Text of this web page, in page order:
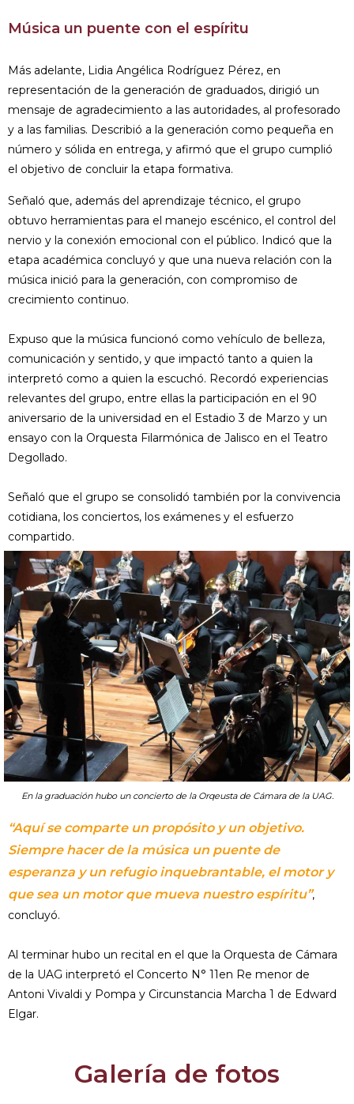
Música un puente con el espíritu
Más adelante, Lidia Angélica Rodríguez Pérez, en
representación de la generación de graduados, dirigió un
mensaje de agradecimiento a las autoridades, al profesorado
y a las familias. Describió a la generación como pequeña en
número y sólida en entrega, y afirmó que el grupo cumplió
el objetivo de concluir la etapa formativa.
Señaló que, además del aprendizaje técnico, el grupo
obtuvo herramientas para el manejo escénico, el control del
nervio y la conexión emocional con el público. Indicó que la
etapa académica concluyó y que una nueva relación con la
música inició para la generación, con compromiso de
crecimiento continuo.
Expuso que la música funcionó como vehículo de belleza,
comunicación y sentido, y que impactó tanto a quien la
interpretó como a quien la escuchó. Recordó experiencias
relevantes del grupo, entre ellas la participación en el 90
aniversario de la universidad en el Estadio 3 de Marzo y un
ensayo con la Orquesta Filarmónica de Jalisco en el Teatro
Degollado.
Señaló que el grupo se consolidó también por la convivencia
cotidiana, los conciertos, los exámenes y el esfuerzo
compartido.
En la graduación hubo un concierto de la Orqeusta de Cámara de la UAG.
“Aquí se comparte un propósito y un objetivo.
Siempre hacer de la música un puente de
esperanza y un refugio inquebrantable, el motor y
que sea un motor que mueva nuestro espíritu”,
concluyó.
Al terminar hubo un recital en el que la Orquesta de Cámara
de la UAG interpretó el Concerto N° 11en Re menor de
Antoni Vivaldi y Pompa y Circunstancia Marcha 1 de Edward
Elgar.
Galería de fotos